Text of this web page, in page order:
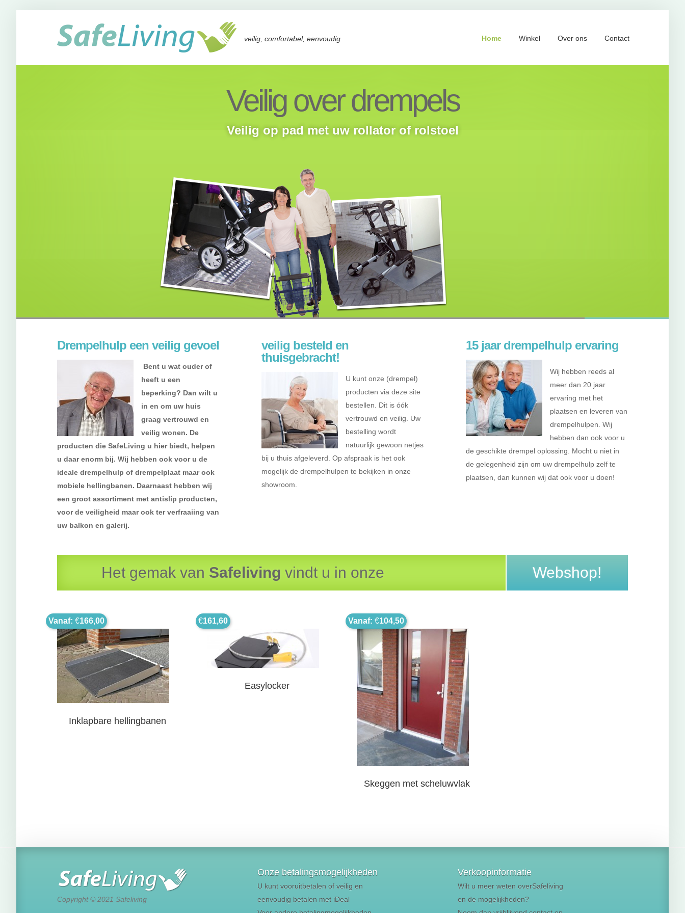
veilig, comfortabel, eenvoudig Home Winkel Over ons Contact
Veilig over drempels
Veilig op pad met uw rollator of rolstoel
Drempelhulp een veilig gevoel
Bent u wat ouder of
heeft u een
beperking? Dan wilt u
in en om uw huis
graag vertrouwd en
veilig wonen. De
producten die SafeLiving u hier biedt, helpen
u daar enorm bij. Wij hebben ook voor u de
ideale drempelhulp of drempelplaat maar ook
mobiele hellingbanen. Daarnaast hebben wij
een groot assortiment met antislip producten,
voor de veiligheid maar ook ter verfraaiing van
uw balkon en galerij.
veilig besteld en
thuisgebracht!
U kunt onze (drempel)
producten via deze site
bestellen. Dit is óók
vertrouwd en veilig. Uw
bestelling wordt
natuurlijk gewoon netjes
bij u thuis afgeleverd. Op afspraak is het ook
mogelijk de drempelhulpen te bekijken in onze
showroom.
15 jaar drempelhulp ervaring
Wij hebben reeds al
meer dan 20 jaar
ervaring met het
plaatsen en leveren van
drempelhulpen. Wij
hebben dan ook voor u
de geschikte drempel oplossing. Mocht u niet in
de gelegenheid zijn om uw drempelhulp zelf te
plaatsen, dan kunnen wij dat ook voor u doen!
Het gemak van Safeliving vindt u in onze Webshop!
Inklapbare hellingbanen
Vanaf: €166,00
Easylocker
€161,60
Skeggen met scheluwvlak
Vanaf: €104,50
Copyright © 2021 Safeliving
Onze betalingsmogelijkheden
U kunt vooruitbetalen of veilig en
eenvoudig betalen met iDeal
Verkoopinformatie
Wilt u meer weten overSafeliving
en de mogelijkheden?